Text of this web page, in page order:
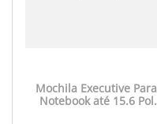
Mochila Executive Para
Notebook até 15.6 Pol